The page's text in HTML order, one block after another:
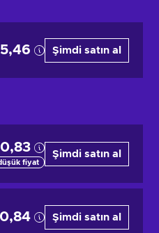
Şimdi satın al
fiyat
Şimdi satın al
Şimdi satın al